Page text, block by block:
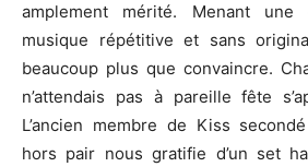
amplement mérité. Menant
musique répétitive et sans
beaucoup plus que convaincre.
n’attendais pas à pareille fête
L’ancien membre de Kiss
hors pair nous gratifie d’un set